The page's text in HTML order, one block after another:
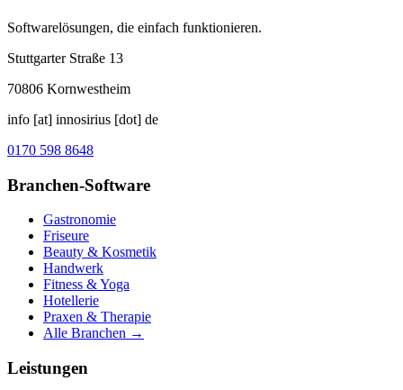
Softwarelösungen, die einfach funktionieren.
Stuttgarter Straße 13
70806 Kornwestheim
info [at] innosirius [dot] de
0170 598 8648
Branchen-Software
Gastronomie
Friseure
Beauty & Kosmetik
Handwerk
Fitness & Yoga
Hotellerie
Praxen & Therapie
Alle Branchen →
Leistungen